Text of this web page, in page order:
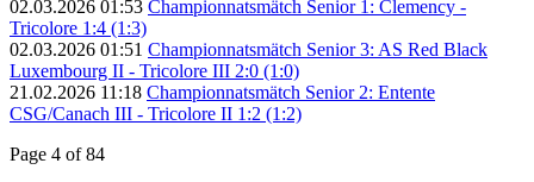
02.03.2026 01:53 Championnatsmätch Senior 1: Clemency -
Tricolore 1:4 (1:3)
02.03.2026 01:51 Championnatsmätch Senior 3: AS Red Black
Luxembourg II - Tricolore III 2:0 (1:0)
21.02.2026 11:18 Championnatsmätch Senior 2: Entente
CSG/Canach III - Tricolore II 1:2 (1:2)
Page 4 of 84